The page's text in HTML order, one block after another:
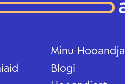
Minu Hooandja
Blogi